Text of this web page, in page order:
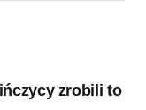
zrobili to